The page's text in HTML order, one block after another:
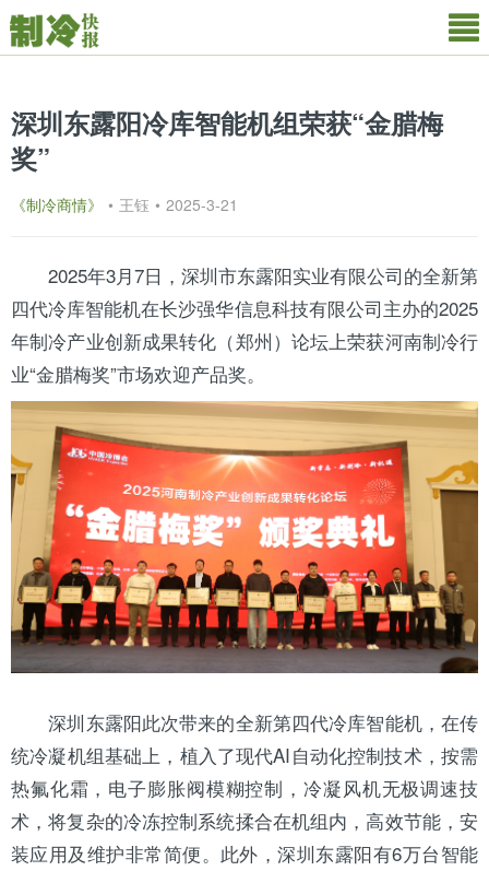
深圳东露阳冷库智能机组荣获“金腊梅
奖”
《制冷商情》 • 王钰 • 2025-3-21
2025年3月7日，深圳市东露阳实业有限公司的全新第
四代冷库智能机在长沙强华信息科技有限公司主办的2025
年制冷产业创新成果转化（郑州）论坛上荣获河南制冷行
业“金腊梅奖”市场欢迎产品奖。
深圳东露阳此次带来的全新第四代冷库智能机，在传
统冷凝机组基础上，植入了现代AI自动化控制技术，按需
热氟化霜，电子膨胀阀模糊控制，冷凝风机无极调速技
术，将复杂的冷冻控制系统揉合在机组内，高效节能，安
装应用及维护非常简便。此外，深圳东露阳有6万台智能